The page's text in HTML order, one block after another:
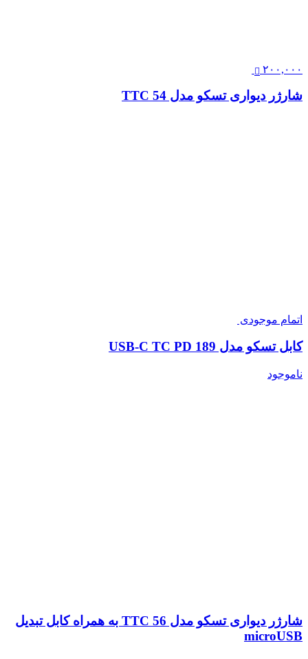
۲۰۰,۰۰۰
شارژر دیواری تسکو مدل TTC 54
اتمام موجودی
کابل تسکو مدل USB-C TC PD 189
ناموجود
شارژر دیواری تسکو مدل TTC 56 به همراه کابل تبدیل
microUSB